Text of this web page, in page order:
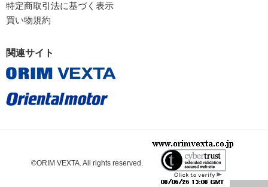
特定商取引法に基づく表示
買い物規約
関連サイト
©ORIM VEXTA. All rights reserved.